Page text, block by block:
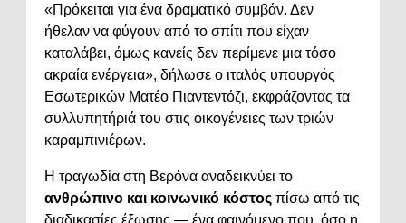
«Πρόκειται για ένα δραματικό συμβάν. Δεν
ήθελαν να φύγουν από το σπίτι που είχαν
καταλάβει, όμως κανείς δεν περίμενε μια τόσο
ακραία ενέργεια», δήλωσε ο ιταλός υπουργός
Εσωτερικών Ματέο Πιαντεντόζι, εκφράζοντας τα
συλλυπητήριά του στις οικογένειες των τριών
καραμπινιέρων.
Η τραγωδία στη Βερόνα αναδεικνύει το
ανθρώπινο και κοινωνικό κόστος πίσω από τις
διαδικασίες έξωσης — ένα φαινόμενο που, όσο η